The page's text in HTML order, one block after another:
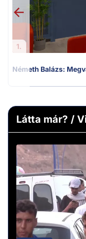
1.
Németh Balázs:
Látta már? /